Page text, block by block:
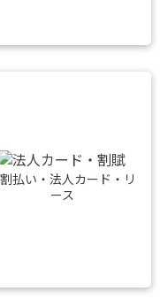
払い・法人カード・リ
ース